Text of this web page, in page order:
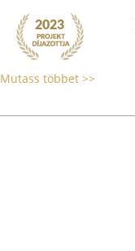
Mutass többet >>